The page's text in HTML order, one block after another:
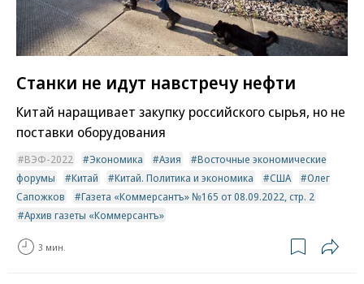
Станки не идут навстречу нефти
Китай наращивает закупку российского сырья, но не
поставки оборудования
ВЭФ-2022 Экономика Азия
Восточные экономические
форумы
Китай Китай. Политика и экономика США
Олег
Сапожков
Газета «Коммерсантъ» №165 от 08.09.2022, стр. 2
Архив газеты «Коммерсантъ»
3 мин.